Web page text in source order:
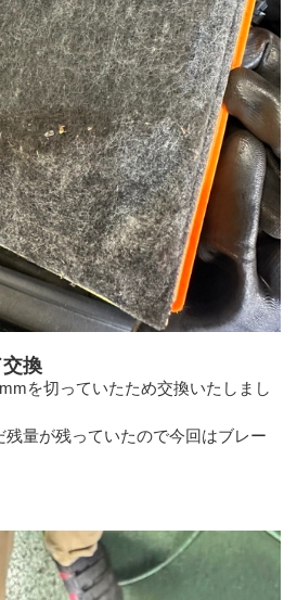
換
を切っていたため交換いたしまし
量が残っていたので今回はブレー